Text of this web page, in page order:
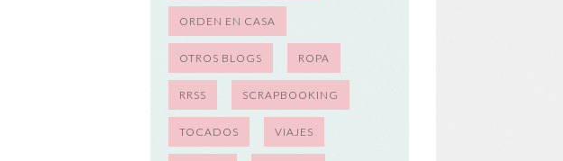
ORDEN EN CASA
OTROS BLOGS ROPA
RRSS SCRAPBOOKING
TOCADOS VIAJES